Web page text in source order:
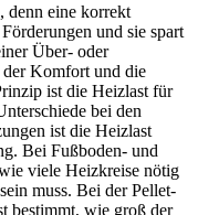
denn eine korrekt
und sie spart
Über- oder
Komfort und die
ist die Heizlast für
bei den
ist die Heizlast
Bei Fußboden- und
viele Heizkreise nötig
muss. Bei der Pellet-
bestimmt, wie groß der